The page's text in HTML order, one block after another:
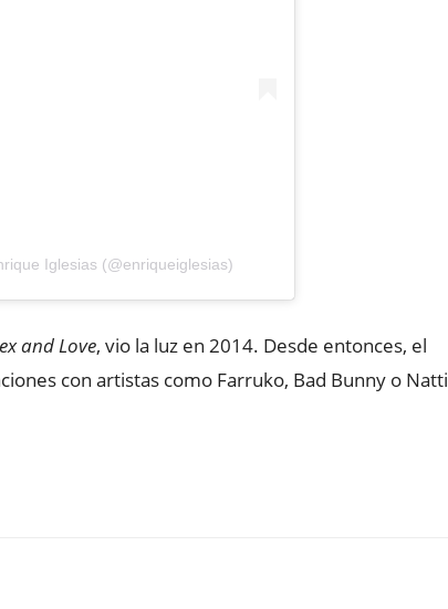
Iglesias (@enriqueiglesias)
and Love, vio la luz en 2014. Desde entonces, el
con artistas como Farruko, Bad Bunny o Natti